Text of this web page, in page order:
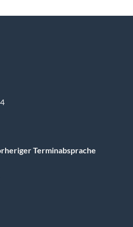
Terminabsprache